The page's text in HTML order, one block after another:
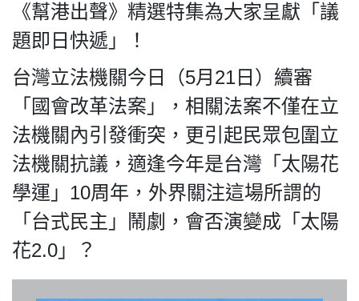
視頻
昔日
系列
活動
關於我們
《幫港出聲》精選特集為大家呈獻「議
題即日快遞」！
台灣立法機關今日（5月21日）續審
「國會改革法案」，相關法案不僅在立
法機關內引發衝突，更引起民眾包圍立
法機關抗議，適逢今年是台灣「太陽花
學運」10周年，外界關注這場所謂的
「台式民主」鬧劇，會否演變成「太陽
花2.0」？